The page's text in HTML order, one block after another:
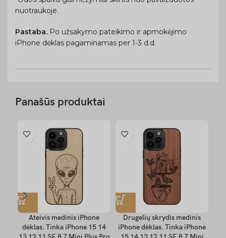
nuotraukoje.
Pastaba. Po užsakymo pateikimo ir apmokėjimo
iPhone dėklas pagaminamas per 1-3 d.d.
Panašūs produktai
Ateivis medinis iPhone
dėklas. Tinka iPhone 15 14
Drugelių skrydis medinis
iPhone dėklas. Tinka iPhone